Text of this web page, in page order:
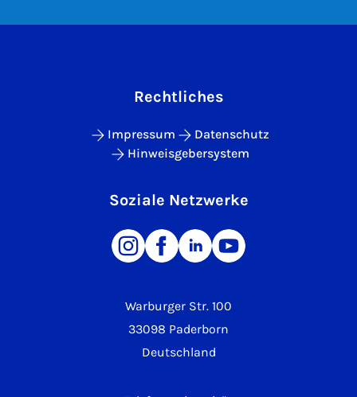
Warburger Str. 100
33098 Paderborn
Deutschland
Rechtliches
Impressum
Datenschutz
Hinweisgebersystem
Soziale Netzwerke